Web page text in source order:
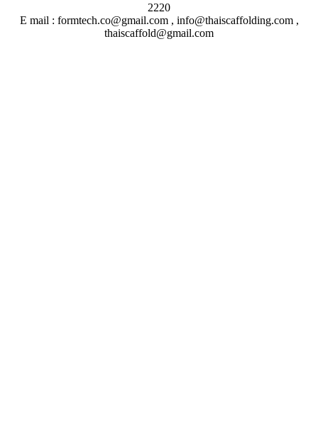
2220
E mail : formtech.co@gmail.com , info@thaiscaffolding.com ,
thaiscaffold@gmail.com